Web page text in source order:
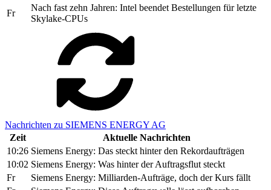
Fr
Nach fast zehn Jahren: Intel beendet Bestellungen für letzte
Skylake-CPUs
Nachrichten zu SIEMENS ENERGY AG
Zeit
Aktuelle Nachrichten
10:26 Siemens Energy: Das steckt hinter den Rekordaufträgen
10:02 Siemens Energy: Was hinter der Auftragsflut steckt
Fr
Siemens Energy: Milliarden-Aufträge, doch der Kurs fällt